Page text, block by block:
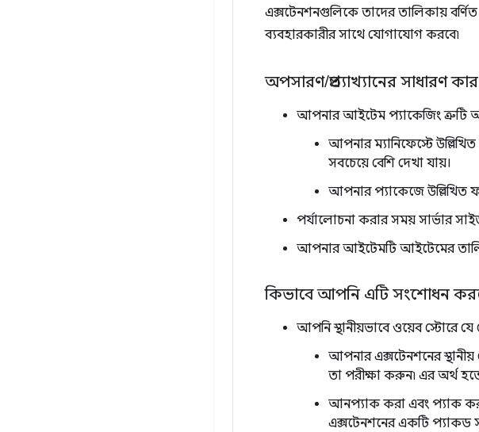
এক্সটেনশনগুলিকে তাদের তালিকায় বর্ণিত
ব্যবহারকারীর সাথে যোগাযোগ করবে৷
অপসারণ/প্রত্যাখ্যানের সাধারণ
আপনার আইটেম প্যাকেজিং ত্রুটি
আপনার ম্যানিফেস্টে
সবচেয়ে বেশি দেখা যায়।
আপনার প্যাকেজে উল্লিখিত
পর্যালোচনা করার সময় সার্ভার
আপনার আইটেমটি আইটেমের
কিভাবে আপনি এটি সংশোধন
আপনি স্থানীয়ভাবে ওয়েব স্টোরে
আপনার এক্সটেনশনের
তা পরীক্ষা করুন৷ এর অর্থ
আনপ্যাক করা এবং প্যাক
এক্সটেনশনের একটি প্যাকড